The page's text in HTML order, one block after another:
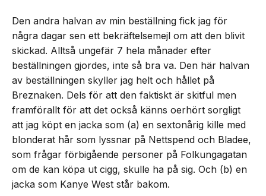
Den andra halvan av min beställning fick jag för
några dagar sen ett bekräftelsemejl om att den blivit
skickad. Alltså ungefär 7 hela månader efter
beställningen gjordes, inte så bra va. Den här halvan
av beställningen skyller jag helt och hållet på
Breznaken. Dels för att den faktiskt är skitful men
framförallt för att det också känns oerhört sorgligt
att jag köpt en jacka som (a) en sextonårig kille med
blonderat hår som lyssnar på Nettspend och Bladee,
som frågar förbigående personer på Folkungagatan
om de kan köpa ut cigg, skulle ha på sig. Och (b) en
jacka som Kanye West står bakom.